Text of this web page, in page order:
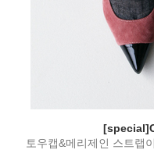
토우캡&메리제인 스트랩